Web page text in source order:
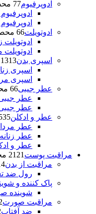
ادوپرفیوم 77 محصول
ادوپرفیوم
ادوتویلت 66 محصول
ادوتویلت
ادوتویلت
اسپری بدن
1313 محصول
اسپری
اسپری
عطر جیبی 66 محصول
عطر جیبی
عطر
عطر و ادکلن35 محصول
عطر
عطر زنانه
عطر و
مراقبت پوست
21 21 محصول
مراقبت از بدن14
رول ضد
پاک کننده و
شوینده
مراقبت صورت2
ضد آفتاب2